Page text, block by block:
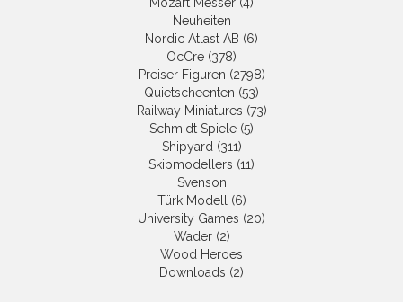
Mozart Messer (4)
Neuheiten
Nordic Atlast AB (6)
OcCre (378)
Preiser Figuren (2798)
Quietscheenten (53)
Railway Miniatures (73)
Schmidt Spiele (5)
Shipyard (311)
Skipmodellers (11)
Svenson
Türk Modell (6)
University Games (20)
Wader (2)
Wood Heroes
Downloads (2)